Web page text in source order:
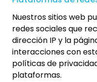
Nuestros sitios web
redes sociales que
dirección IP y la
interacciones con
políticas de
plataformas.